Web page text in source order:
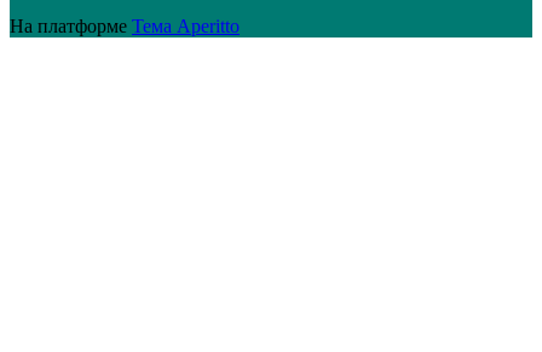
На платформе Тема Aperitto